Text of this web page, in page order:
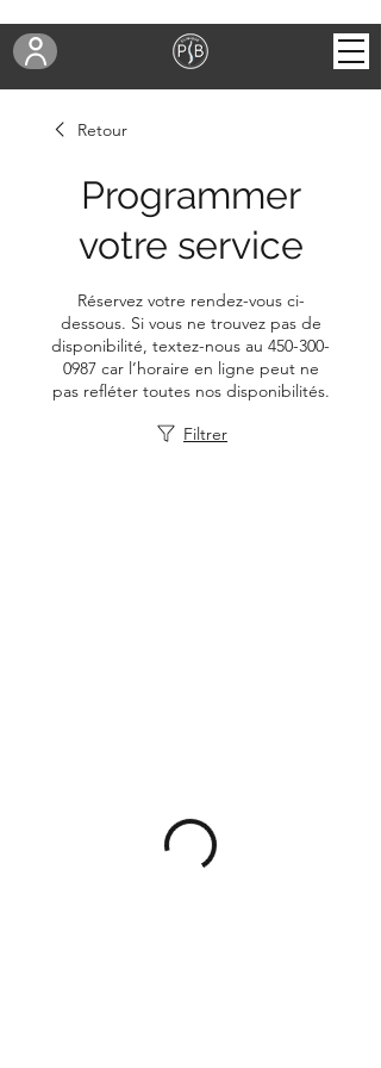
Retour
Programmer
votre service
Réservez votre rendez-vous ci-
dessous. Si vous ne trouvez pas de
disponibilité, textez-nous au 450-300-
0987 car l’horaire en ligne peut ne
pas refléter toutes nos disponibilités.
Filtrer